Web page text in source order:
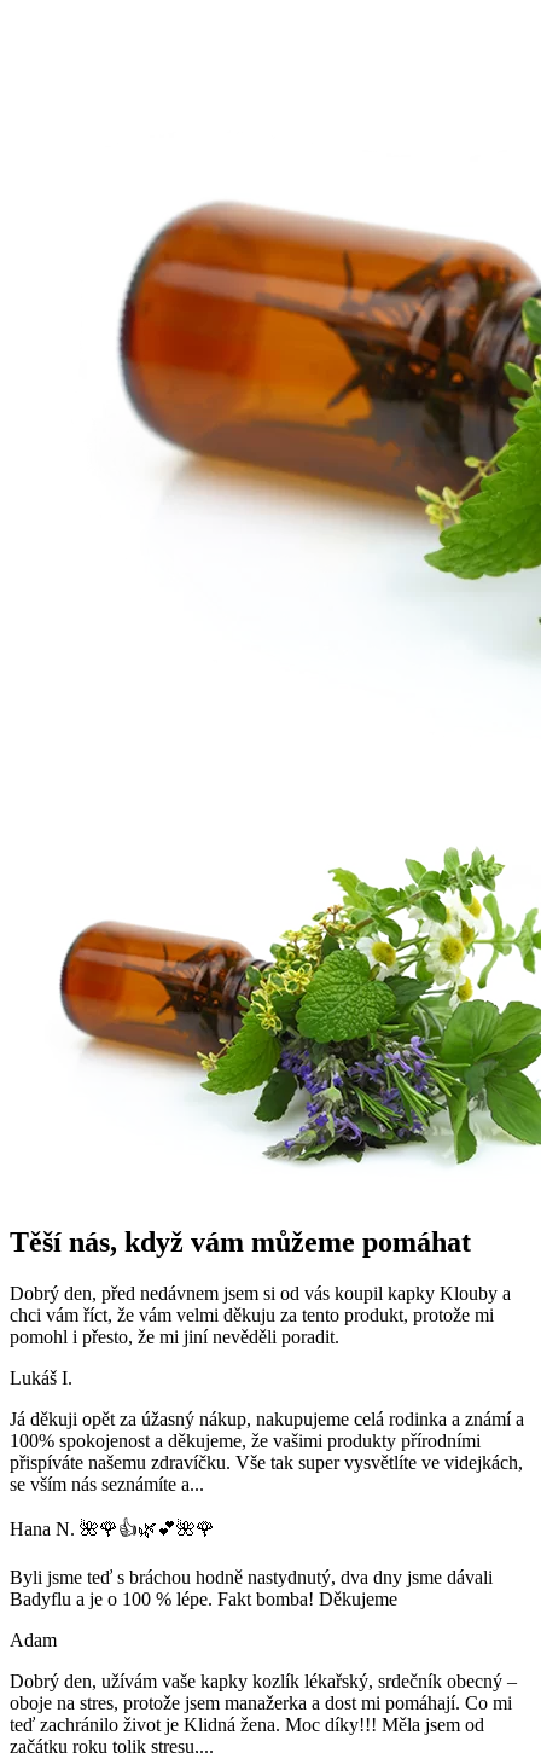
Těší nás, když vám můžeme pomáhat
Dobrý den, před nedávnem jsem si od vás koupil kapky Klouby a
chci vám říct, že vám velmi děkuju za tento produkt, protože mi
pomohl i přesto, že mi jiní nevěděli poradit.
Lukáš I.
Já děkuji opět za úžasný nákup, nakupujeme celá rodinka a známí a
100% spokojenost a děkujeme, že vašimi produkty přírodními
přispíváte našemu zdravíčku. Vše tak super vysvětlíte ve videjkách,
se vším nás seznámíte a...
Hana N. 🌺🌹👍🌿💕🌺🌹
Byli jsme teď s bráchou hodně nastydnutý, dva dny jsme dávali
Badyflu a je o 100 % lépe. Fakt bomba! Děkujeme
Adam
Dobrý den, užívám vaše kapky kozlík lékařský, srdečník obecný –
oboje na stres, protože jsem manažerka a dost mi pomáhají. Co mi
teď zachránilo život je Klidná žena. Moc díky!!! Měla jsem od
začátku roku tolik stresu,...